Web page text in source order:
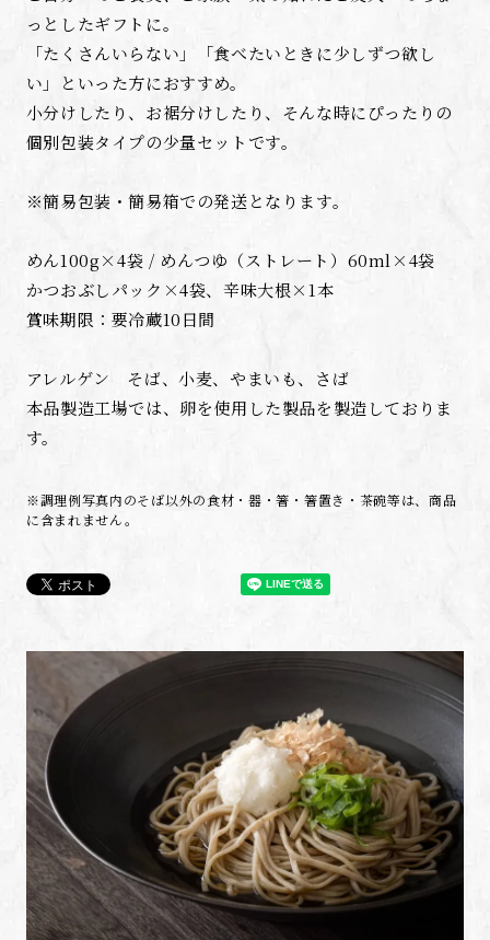
っとしたギフトに。
「たくさんいらない」「食べたいときに少しずつ欲し
い」といった方におすすめ。
小分けしたり、お裾分けしたり、そんな時にぴったりの
個別包装タイプの少量セットです。
※簡易包装・簡易箱での発送となります。
めん100g×4袋 / めんつゆ（ストレート）60ml×4袋
かつおぶしパック×4袋、辛味大根×1本
賞味期限：要冷蔵10日間
アレルゲン そば、小麦、やまいも、さば
本品製造工場では、卵を使用した製品を製造しておりま
す。
※調理例写真内のそば以外の食材・器・箸・箸置き・茶碗等は、商品
に含まれません。